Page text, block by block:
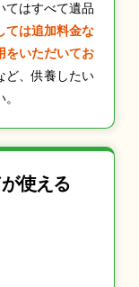
てはすべて遺品
ては追加料金な
をいただいてお
ど、供養したい
使える